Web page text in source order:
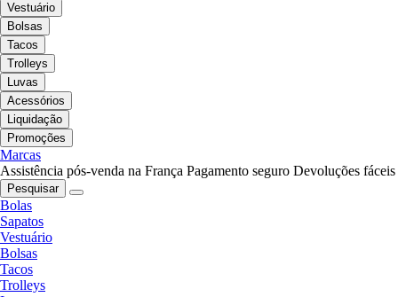
Vestuário
Bolsas
Tacos
Trolleys
Luvas
Acessórios
Liquidação
Promoções
Marcas
Assistência pós-venda na França Pagamento seguro Devoluções fáceis
Pesquisar
Bolas
Sapatos
Vestuário
Bolsas
Tacos
Trolleys